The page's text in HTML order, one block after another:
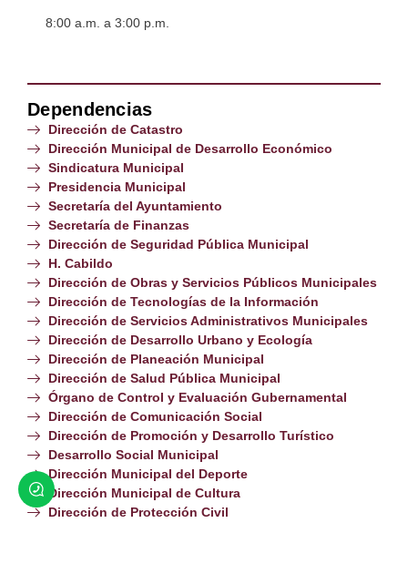
8:00 a.m. a 3:00 p.m.
Dependencias
Dirección de Catastro
Dirección Municipal de Desarrollo Económico
Sindicatura Municipal
Presidencia Municipal
Secretaría del Ayuntamiento
Secretaría de Finanzas
Dirección de Seguridad Pública Municipal
H. Cabildo
Dirección de Obras y Servicios Públicos Municipales
Dirección de Tecnologías de la Información
Dirección de Servicios Administrativos Municipales
Dirección de Desarrollo Urbano y Ecología
Dirección de Planeación Municipal
Dirección de Salud Pública Municipal
Órgano de Control y Evaluación Gubernamental
Dirección de Comunicación Social
Dirección de Promoción y Desarrollo Turístico
Desarrollo Social Municipal
Dirección Municipal del Deporte
Dirección Municipal de Cultura
Dirección de Protección Civil